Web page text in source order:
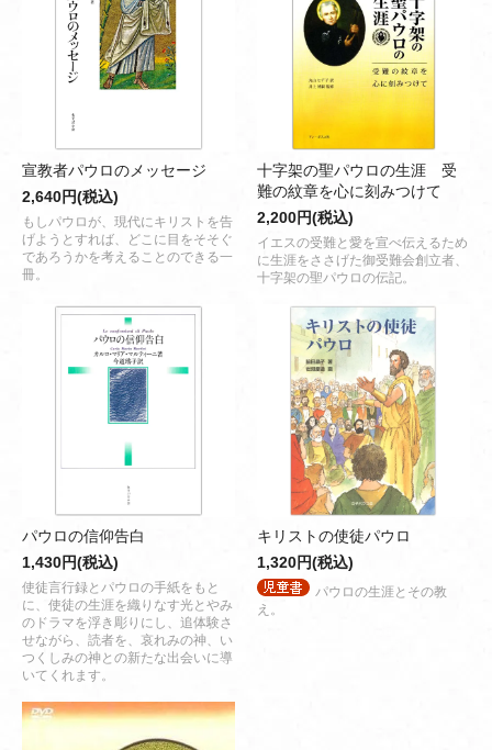
宣教者パウロのメッセージ
2,640円(税込)
もしパウロが、現代にキリストを告
げようとすれば、どこに目をそそぐ
であろうかを考えることのできる一
冊。
十字架の聖パウロの生涯 受
難の紋章を心に刻みつけて
2,200円(税込)
イエスの受難と愛を宣べ伝えるため
に生涯をささげた御受難会創立者、
十字架の聖パウロの伝記。
パウロの信仰告白
1,430円(税込)
使徒言行録とパウロの手紙をもと
に、使徒の生涯を織りなす光とやみ
のドラマを浮き彫りにし、追体験さ
せながら、読者を、哀れみの神、い
つくしみの神との新たな出会いに導
いてくれます。
キリストの使徒パウロ
1,320円(税込)
パウロの生涯とその教
え。